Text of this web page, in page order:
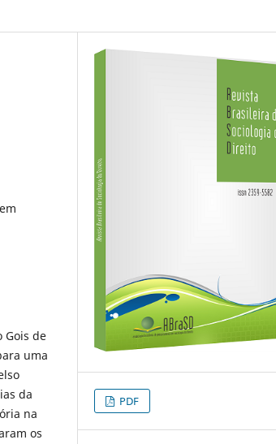
Gois de
uma
da
na
os
PDF